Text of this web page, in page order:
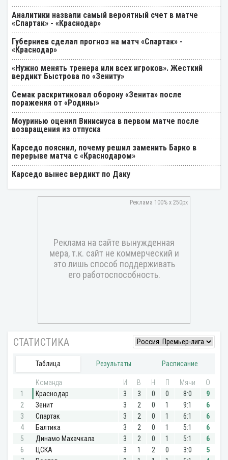
Аналитики назвали самый вероятный счет в матче
«Спартак» - «Краснодар»
Губерниев сделал прогноз на матч «Спартак» -
«Краснодар»
«Нужно менять тренера или всех игроков». Жесткий
вердикт Быстрова по «Зениту»
Семак раскритиковал оборону «Зенита» после
поражения от «Родины»
Моуринью оценил Винисиуса в первом матче после
возвращения из отпуска
Карседо пояснил, почему решил заменить Барко в
перерыве матча с «Краснодаром»
Карседо вынес вердикт по Даку